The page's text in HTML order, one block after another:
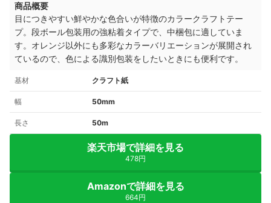
商品概要
目につきやすい鮮やかな色合いが特徴のカラークラフトテー
プ。段ボール包装用の強粘着タイプで、中梱包に適していま
す。オレンジ以外にも多彩なカラーバリエーションが展開され
ているので、色による識別包装をしたいときにも便利です。
基材 クラフト紙
幅 50mm
長さ 50m
楽天市場で詳細を見る
478円
Amazonで詳細を見る
664円